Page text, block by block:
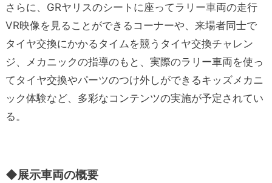
さらに、GRヤリスのシートに座ってラリー車両の走行
VR映像を見ることができるコーナーや、来場者同士で
タイヤ交換にかかるタイムを競うタイヤ交換チャレン
ジ、メカニックの指導のもと、実際のラリー車両を使っ
てタイヤ交換やパーツのつけ外しができるキッズメカニ
ック体験など、多彩なコンテンツの実施が予定されてい
る。
◆展示車両の概要